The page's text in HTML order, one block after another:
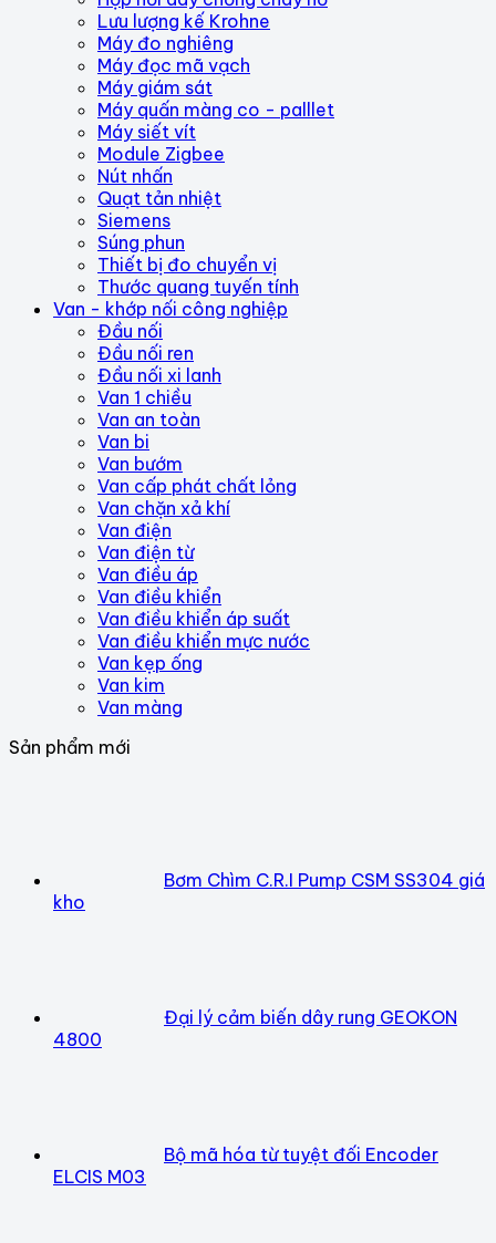
Lưu lượng kế Krohne
Máy đo nghiêng
Máy đọc mã vạch
Máy giám sát
Máy quấn màng co - palllet
Máy siết vít
Module Zigbee
Nút nhấn
Quạt tản nhiệt
Siemens
Súng phun
Thiết bị đo chuyển vị
Thước quang tuyến tính
Van - khớp nối công nghiệp
Đầu nối
Đầu nối ren
Đầu nối xi lanh
Van 1 chiều
Van an toàn
Van bi
Van bướm
Van cấp phát chất lỏng
Van chặn xả khí
Van điện
Van điện từ
Van điều áp
Van điều khiển
Van điều khiển áp suất
Van điều khiển mực nước
Van kẹp ống
Van kim
Van màng
Sản phẩm mới
Bơm Chìm C.R.I Pump CSM SS304 giá
kho
Đại lý cảm biến dây rung GEOKON
4800
Bộ mã hóa từ tuyệt đối Encoder
ELCIS M03